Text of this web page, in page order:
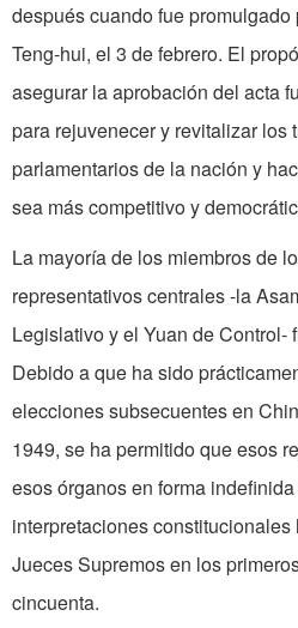
después cuando fue
Teng-hui, el 3 de febrero. El
asegurar la aprobación del acta
para rejuvenecer y revitalizar los
parlamentarios de la nación y
sea más competitivo y
La mayoría de los miembros de
representativos centrales -la
Legislativo y el Yuan de Control-
Debido a que ha sido
elecciones subsecuentes en
1949, se ha permitido que esos
esos órganos en forma
interpretaciones
Jueces Supremos en los
cincuenta.